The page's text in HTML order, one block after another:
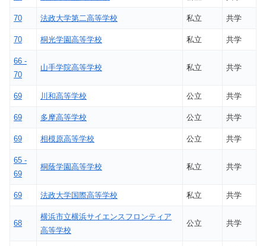
70 法政大学第二高等学校 私立 共学
70 桐光学園高等学校 私立 共学
66 -
70
山手学院高等学校 私立 共学
69 川和高等学校 公立 共学
69 多摩高等学校 公立 共学
69 相模原高等学校 公立 共学
65 -
69
桐蔭学園高等学校 私立 共学
69 法政大学国際高等学校 私立 共学
68
横浜市立横浜サイエンスフロンティア
高等学校
公立 共学